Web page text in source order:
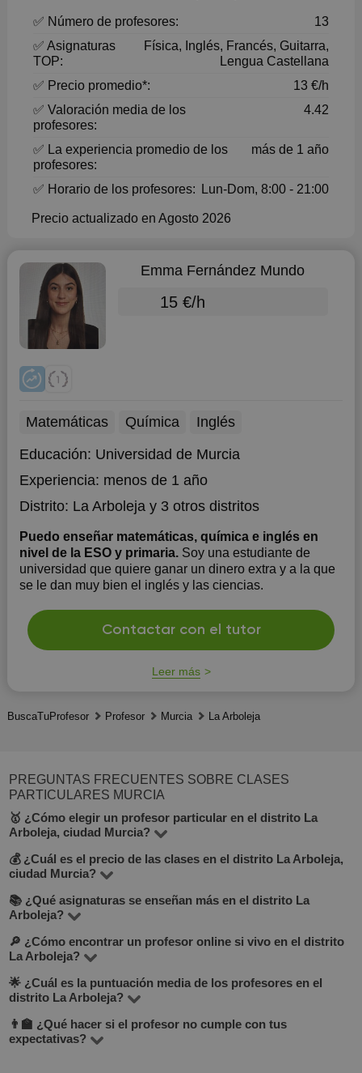
✅ Número de profesores:
13
✅ Asignaturas
TOP:
Física, Inglés, Francés, Guitarra,
Lengua Castellana
✅ Precio promedio*:
13 €/h
✅ Valoración media de los
profesores:
4.42
✅ La experiencia promedio de los
profesores:
más de 1 año
✅ Horario de los profesores: Lun-Dom, 8:00 - 21:00
Precio actualizado en Agosto 2026
Emma Fernández Mundo
15 €/h
Matemáticas Química
Inglés
Educación: Universidad de Murcia
Experiencia: menos de 1 año
Distrito: La Arbolejay 3 otros distritos
Puedo enseñar matemáticas, química e inglés en
nivel de la ESO y primaria. Soy una estudiante de
universidad que quiere ganar un dinero extra y a la que
se le dan muy bien el inglés y las ciencias.
Contactar con el tutor
Leer más
BuscaTuProfesor Profesor Murcia La Arboleja
PREGUNTAS FRECUENTES SOBRE CLASES
PARTICULARES MURCIA
🥇 ¿Cómo elegir un profesor particular en el distrito La
Arboleja, ciudad Murcia?
En BuscaTuProfesor puedes encontrar 13 profesores en
el distrito La Arboleja, que enseñan más de 18 materias.
Mira la tarifa por hora, experiencia, opiniones, formación
botón "Contactar con el tutor").
💰 ¿Cuál es el precio de las clases en el distrito La Arboleja,
ciudad Murcia?
El precio varía entre 10 y 30 €/hora, según la materia, la
experiencia del profesor y el formato (en línea o
presencial).
📚 ¿Qué asignaturas se enseñan más en el distrito La
Arboleja?
Entre las materias más populares: matemáticas, inglés,
lengua española, música, dibujo e informática. Consulta
la lista completa en la sección “Todos los profesores”.
🔎 ¿Cómo encontrar un profesor online si vivo en el distrito
La Arboleja?
Incluso si buscas un profesor cerca, considera las clases
online. En BuscaTuProfesor puedes filtrar por modalidad
a distancia. Las clases online son cómodas, flexibles y
🌟 ¿Cuál es la puntuación media de los profesores en el
distrito La Arboleja?
La puntuación media es de 4.8 sobre 5, basada en
opiniones reales de estudiantes. Puedes verlas en el
👨‍🏫 ¿Qué hacer si el profesor no cumple con tus
expectativas?